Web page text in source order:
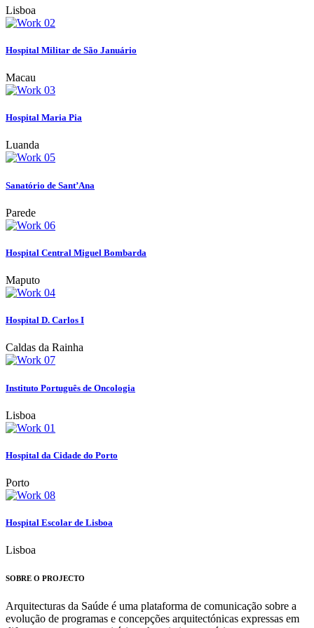
Lisboa
Hospital Militar de São Januário
Macau
Hospital Maria Pia
Luanda
Sanatório de Sant’Ana
Parede
Hospital Central Miguel Bombarda
Maputo
Hospital D. Carlos I
Caldas da Rainha
Instituto Português de Oncologia
Lisboa
Hospital da Cidade do Porto
Porto
Hospital Escolar de Lisboa
Lisboa
SOBRE O PROJECTO
Arquitecturas da Saúde é uma plataforma de comunicação sobre a
evolução de programas e concepções arquitectónicas expressas em